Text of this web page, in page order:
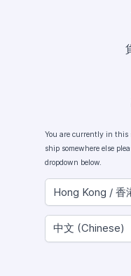
You are currently in this
ship somewhere else
dropdown below.